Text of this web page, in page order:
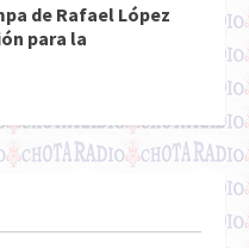
de Rafael López
para la